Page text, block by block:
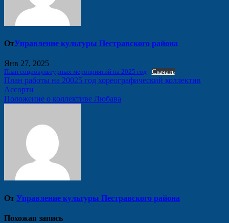
ОтУправление культуры Пестравского района
Янв 27, 2025
План социокультурных мероприятий на 2025 год Скачать
Навигация
по
План работы на 20025 год хореографический коллектив
Ассорти
Положение о коллективе Любава
От Управление культуры Пестравского района
Похожая запись